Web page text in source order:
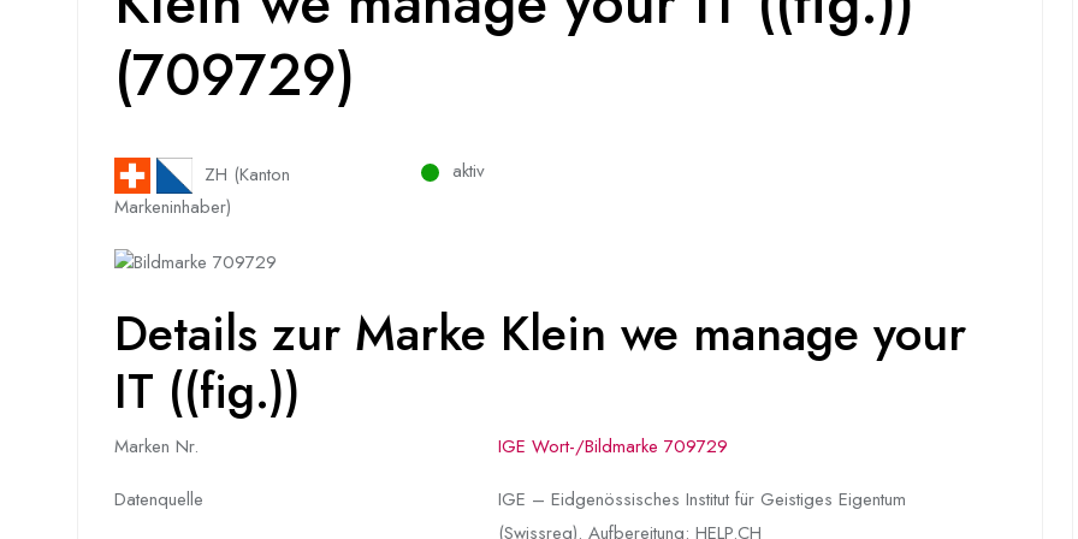
(709729)
ZH (Kanton
Markeninhaber)
aktiv
Details zur Marke Klein we manage your
IT ((fig.))
Marken Nr.
IGE Wort-/Bildmarke 709729
Datenquelle
IGE – Eidgenössisches Institut für Geistiges Eigentum
(Swissreg). Aufbereitung: HELP.CH